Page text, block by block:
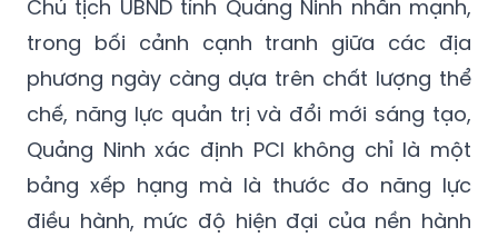
Chủ tịch UBND tỉnh Quảng Ninh nhấn mạnh,
trong bối cảnh cạnh tranh giữa các địa
phương ngày càng dựa trên chất lượng thể
chế, năng lực quản trị và đổi mới sáng tạo,
Quảng Ninh xác định PCI không chỉ là một
bảng xếp hạng mà là thước đo năng lực
điều hành, mức độ hiện đại của nền hành